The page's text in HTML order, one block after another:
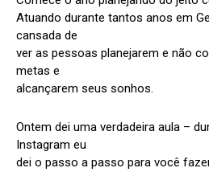
Atuando durante tantos anos em
cansada de
ver as pessoas planejarem e não
metas e
alcançarem seus sonhos.
Ontem dei uma verdadeira aula –
Instagram eu
dei o passo a passo para você